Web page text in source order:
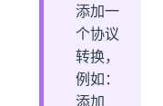
添加一
个协议
转换，
例如：
添加